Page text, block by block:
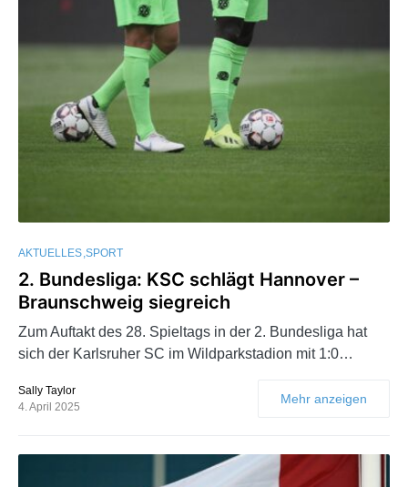
AKTUELLES SPORT
2. Bundesliga: KSC schlägt Hannover –
Braunschweig siegreich
Zum Auftakt des 28. Spieltags in der 2. Bundesliga hat
sich der Karlsruher SC im Wildparkstadion mit 1:0…
Sally Taylor
4. April 2025
Mehr anzeigen